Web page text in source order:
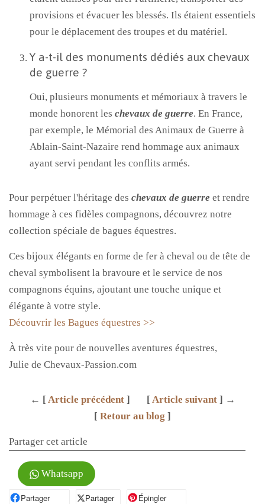
provisions et évacuer les blessés. Ils étaient essentiels
pour le déplacement des troupes et du matériel.
Y a-t-il des monuments dédiés aux chevaux
de guerre ?
Oui, plusieurs monuments et mémoriaux à travers le
monde honorent les chevaux de guerre. En France,
par exemple, le Mémorial des Animaux de Guerre à
Ablain-Saint-Nazaire rend hommage aux animaux
ayant servi pendant les conflits armés.
Pour perpétuer l'héritage des chevaux de guerre et rendre
hommage à ces fidèles compagnons, découvrez notre
collection spéciale de bagues équestres.
Ces bijoux élégants en forme de fer à cheval ou de tête de
cheval symbolisent la bravoure et le service de nos
compagnons équins, ajoutant une touche unique et
élégante à votre style.
Découvrir les Bagues équestres >>
À très vite pour de nouvelles aventures équestres,
Julie de Chevaux-Passion.com
← [ Article précédent] [ Article suivant] →
[ Retour au blog ]
Partager cet article
Whatsapp
PartagerPartager sur Facebook
Partager
Partager sur XÉpinglerÉpingler sur Pinterest